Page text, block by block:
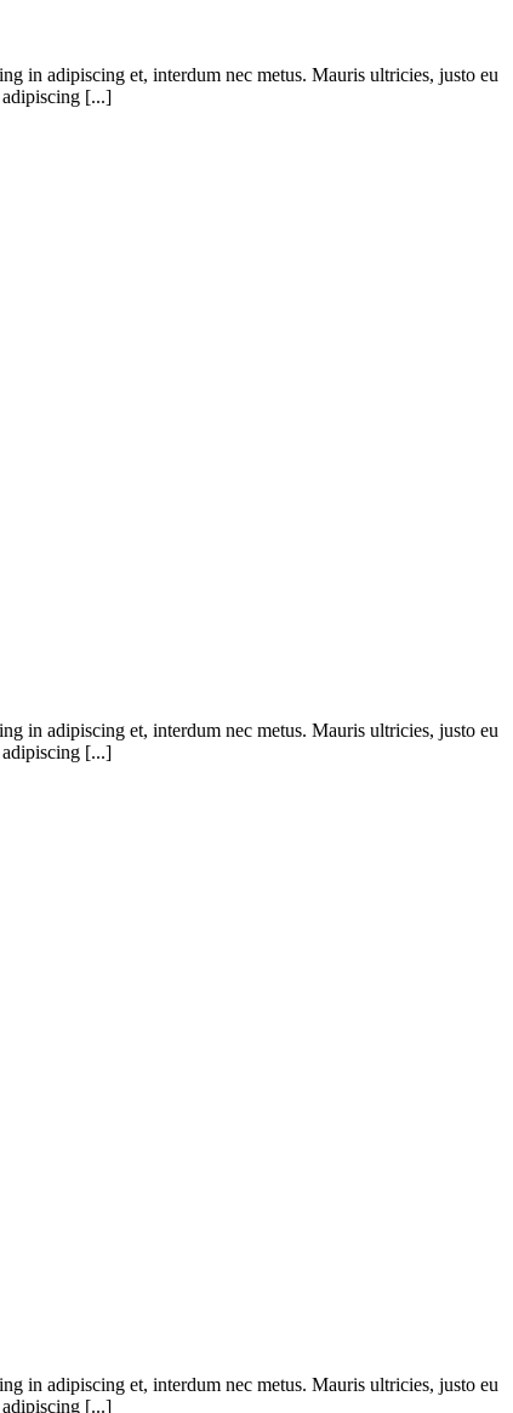
in adipiscing et, interdum nec metus. Mauris ultricies, justo eu
[...]
in adipiscing et, interdum nec metus. Mauris ultricies, justo eu
[...]
in adipiscing et, interdum nec metus. Mauris ultricies, justo eu
[...]